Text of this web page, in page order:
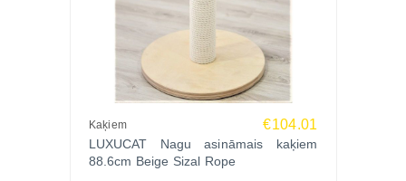
Kaķiem €104.01
LUXUCAT Nagu asināmais kaķiem
88.6cm Beige Sizal Rope